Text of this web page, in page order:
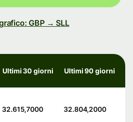
GBP → SLL
Ultimi 30 giorni Ultimi 90 giorni
32.615,7000 32.804,2000